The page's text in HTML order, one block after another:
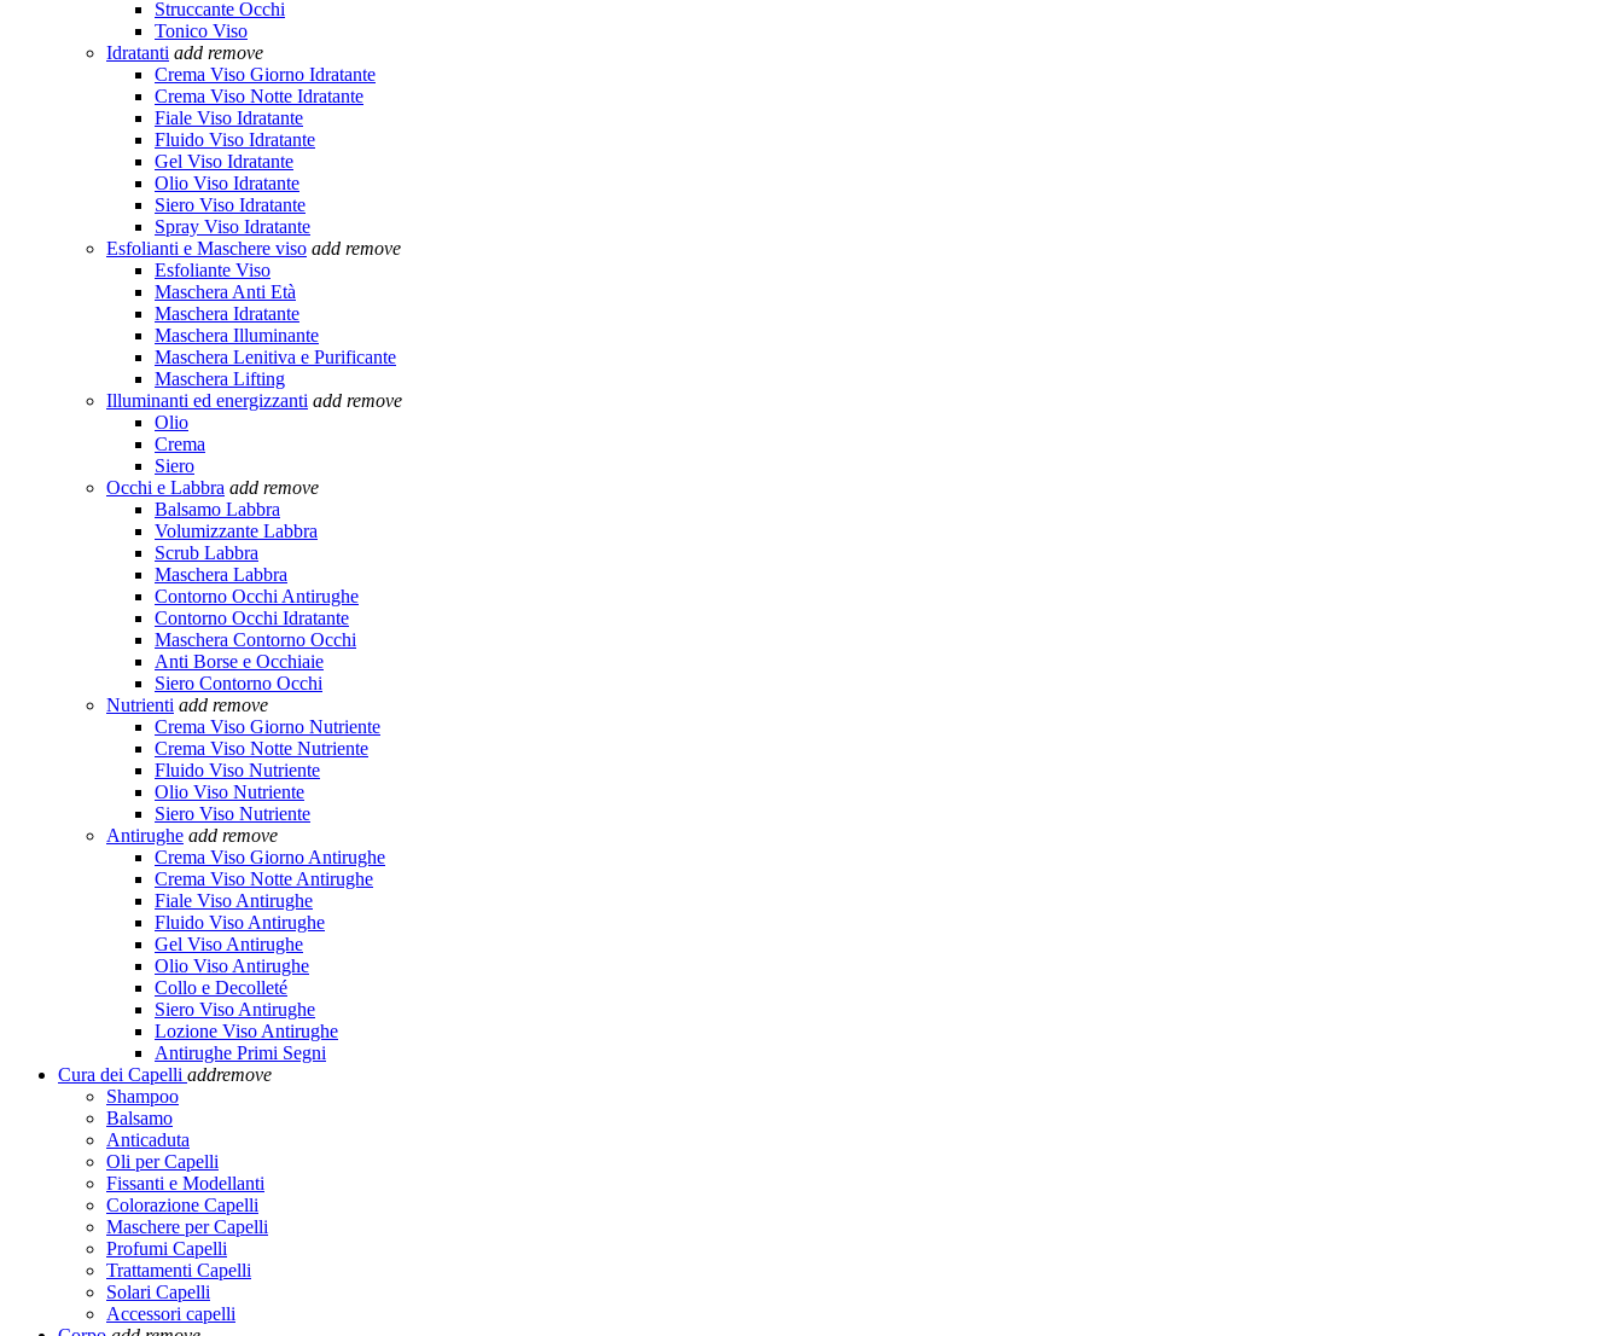
Struccante Occhi
Tonico Viso
Idratanti add remove
Crema Viso Giorno Idratante
Crema Viso Notte Idratante
Fiale Viso Idratante
Fluido Viso Idratante
Gel Viso Idratante
Olio Viso Idratante
Siero Viso Idratante
Spray Viso Idratante
Esfolianti e Maschere viso add remove
Esfoliante Viso
Maschera Anti Età
Maschera Idratante
Maschera Illuminante
Maschera Lenitiva e Purificante
Maschera Lifting
Illuminanti ed energizzanti add remove
Olio
Crema
Siero
Occhi e Labbra add remove
Balsamo Labbra
Volumizzante Labbra
Scrub Labbra
Maschera Labbra
Contorno Occhi Antirughe
Contorno Occhi Idratante
Maschera Contorno Occhi
Anti Borse e Occhiaie
Siero Contorno Occhi
Nutrienti add remove
Crema Viso Giorno Nutriente
Crema Viso Notte Nutriente
Fluido Viso Nutriente
Olio Viso Nutriente
Siero Viso Nutriente
Antirughe add remove
Crema Viso Giorno Antirughe
Crema Viso Notte Antirughe
Fiale Viso Antirughe
Fluido Viso Antirughe
Gel Viso Antirughe
Olio Viso Antirughe
Collo e Decolleté
Siero Viso Antirughe
Lozione Viso Antirughe
Antirughe Primi Segni
Cura dei Capelli addremove
Shampoo
Balsamo
Anticaduta
Oli per Capelli
Fissanti e Modellanti
Colorazione Capelli
Maschere per Capelli
Profumi Capelli
Trattamenti Capelli
Solari Capelli
Accessori capelli